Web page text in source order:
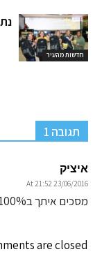
חדשות מהעיר
תגובה 1
איציק
23/06/2016 At 21:52
מסכים איתך ב100%
are closed.